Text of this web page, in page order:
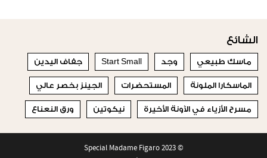
الشائع
ماسك طبيعي وجد Start Small جفاف اليدين
الماسكارا الملونة المستحضرات الجينز بخصر عالي
مسرح الأزياء في الآونة الأخيرة نيكوتين ورق النعناع
© 2023 Special Madame Figaro